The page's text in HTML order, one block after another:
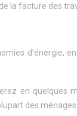
la facture des
d’énergie,
en quelques
des